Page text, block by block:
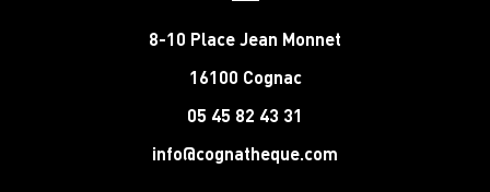
8-10 Place Jean Monnet
16100 Cognac
05 45 82 43 31
info@cognatheque.com